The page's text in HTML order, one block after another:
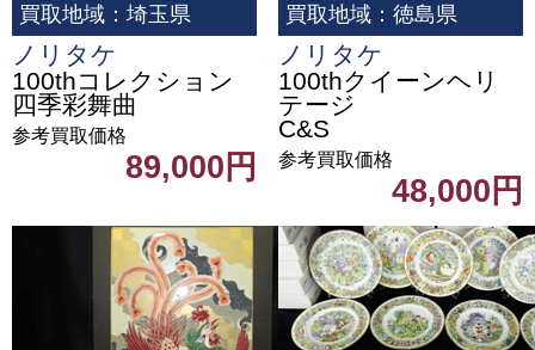
買取地域：埼玉県
ノリタケ
100thコレクション
四季彩舞曲
参考買取価格
89,000円
買取地域：徳島県
ノリタケ
100thクイーンヘリ
テージ
C&S
参考買取価格
48,000円